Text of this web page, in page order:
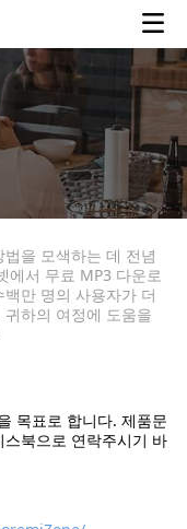
을 모색하는 데 전념
에서 무료 MP3 다운로
만 명의 사용자가 더
하의 여정에 도움을
목표로 합니다. 제품문
북으로 연락주시기 바